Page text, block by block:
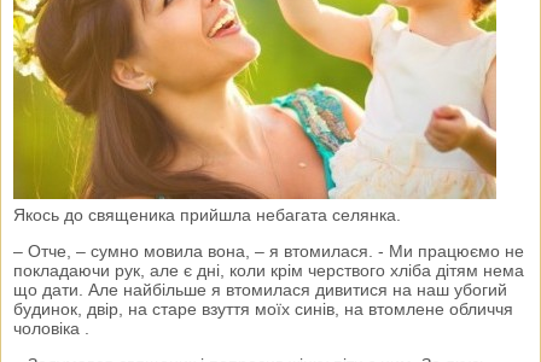
Якось до священика прийшла небагата селянка.
– Отче, – сумно мовила вона, – я втомилася. - Ми працюємо не
покладаючи рук, але є дні, коли крім черствого хліба дітям нема
що дати. Але найбільше я втомилася дивитися на наш убогий
будинок, двір, на старе взуття моїх синів, на втомлене обличчя
чоловіка .